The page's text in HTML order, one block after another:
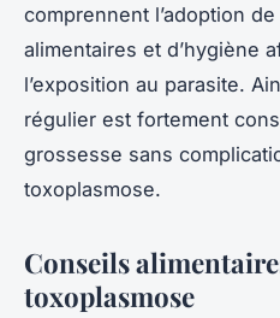
comprennent l’adoption
alimentaires et d’hygiène
l’exposition au parasite.
régulier est fortement
grossesse sans
toxoplasmose.
Conseils
toxoplasmose